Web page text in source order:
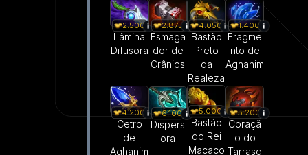
2.500
Lâmina
Difusora
2.875
Esmaga
dor de
Crânios
4.050
Bastão
Preto
da
Realeza
1.400
Fragme
nto de
Aghanim
4.200
Cetro
de
Aghanim
6.100
Dispers
ora
5.000
Bastão
do Rei
Macaco
5.200
Coraçã
o do
Tarrasq